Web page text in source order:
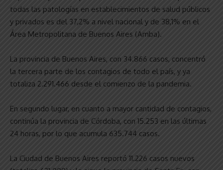
todas las patologías en establecimientos de salud públicos
y privados es del 37,2% a nivel nacional y de 38,1% en el
Área Metropolitana de Buenos Aires (Amba).
La provincia de Buenos Aires, con 34.866 casos, concentró
la tercera parte de los contagios de todo el país, y ya
totaliza 2.291.466 desde el comienzo de la pandemia.
En segundo lugar, en cuanto a mayor cantidad de contagios,
continúa la provincia de Córdoba, con 15.253 en las últimas
24 horas, por lo que acumula 635.744 casos.
La Ciudad de Buenos Aires reportó 11.226 casos nuevos